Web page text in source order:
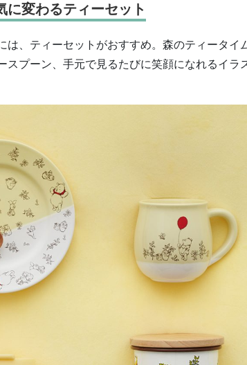
に変わるティーセット
は、ティーセットがおすすめ。森のティータイ
スプーン、手元で見るたびに笑顔になれるイラ